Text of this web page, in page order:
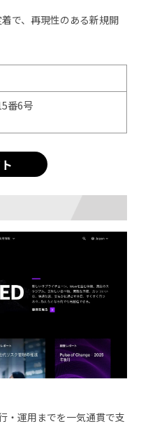
で、再現性のある新規開
番6号
・運用までを一気通貫で支